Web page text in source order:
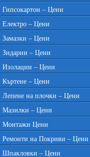
Гипсокартон – Цени
Електро – Цени
Замазки – Цени
Зидарии – Цени
Изолации – Цени
Къртене – Цени
Лепене на плочки – Цени
Мазилки – Цени
Монтажи Цени
Ремонти на Покриви – Цени
Шпакловки – Цени